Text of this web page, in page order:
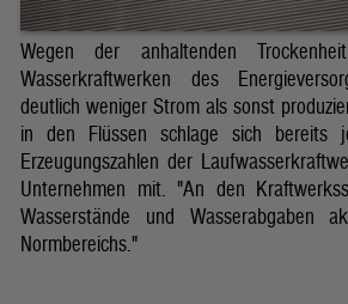
Wegen der anhaltenden
Wasserkraftwerken des
deutlich weniger Strom als sonst
in den Flüssen schlage sich bereits
Erzeugungszahlen der
Unternehmen mit. "An den
Wasserstände und Wasserabgaben
Normbereichs."